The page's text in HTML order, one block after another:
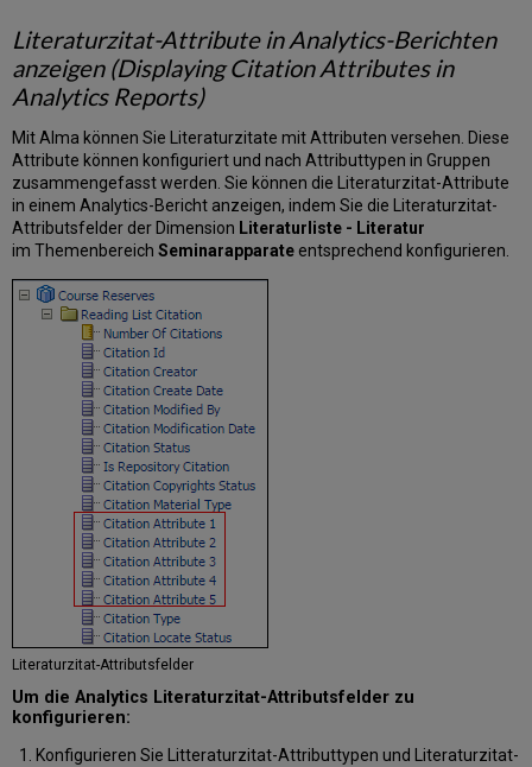
Literaturzitat-Attribute in Analytics-Berichten
anzeigen (Displaying Citation Attributes in
Analytics Reports)
Mit Alma können Sie Literaturzitate mit Attributen versehen. Diese
Attribute können konfiguriert und nach Attributtypen in Gruppen
zusammengefasst werden. Sie können die Literaturzitat-Attribute
in einem Analytics-Bericht anzeigen, indem Sie die Literaturzitat-
Attributsfelder der Dimension Literaturliste - Literatur
im ThemenbereichSeminarapparate entsprechend konfigurieren.
Literaturzitat-Attributsfelder
Um die Analytics Literaturzitat-Attributsfelder zu
konfigurieren:
Konfigurieren Sie Litteraturzitat-Attributtypen und Literaturzitat-